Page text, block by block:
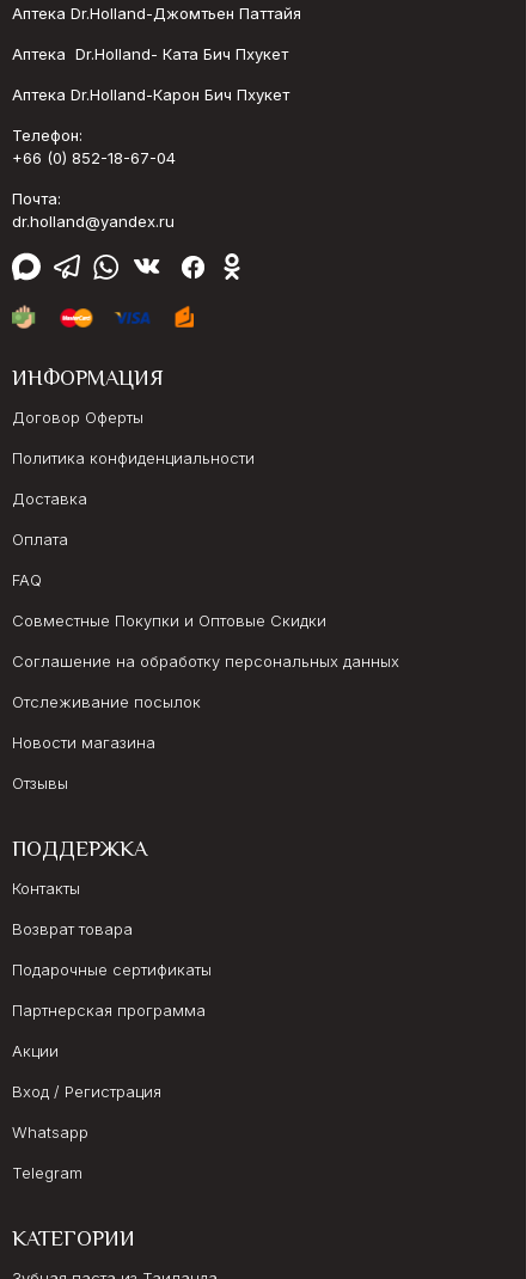
Аптека Dr.Holland-Джомтьен Паттайя
Аптека Dr.Holland- Ката Бич Пхукет
Аптека Dr.Holland-Карон Бич Пхукет
Телефон:
+66 (0) 852-18-67-04
Почта:
dr.holland@yandex.ru
ИНФОРМАЦИЯ
Договор Оферты
Политика конфиденциальности
Доставка
Оплата
FAQ
Совместные Покупки и Оптовые Скидки
Соглашение на обработку персональных данных
Отслеживание посылок
Новости магазина
Отзывы
ПОДДЕРЖКА
Контакты
Возврат товара
Подарочные сертификаты
Партнерская программа
Акции
Вход / Регистрация
Whatsapp
Telegram
КАТЕГОРИИ